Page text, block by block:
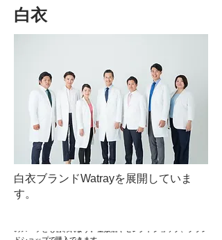
スーツといってもその種類はさまざ
ま。ここでは代表的なオーダーシス
​＜既製品＞
白衣
白衣ブランドWatrayを展開していま
す。